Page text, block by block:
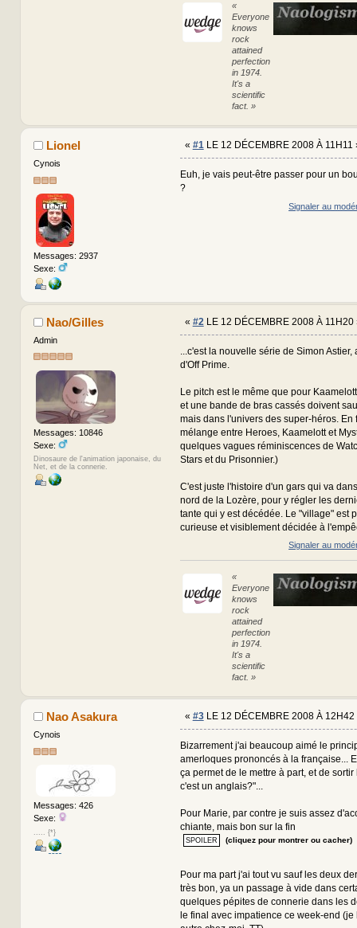
«
Everyone
knows
rock
attained
perfection
in 1974.
It's a
scientific
fact. »
Lionel
Cynois
Messages: 2937
Sexe:
« #1LE 12 DÉCEMBRE 2008 À 11H11
Euh, je vais peut-être passer pour un
?
Signaler au
Nao/Gilles
Admin
Messages: 10846
Sexe:
Dinosaure de l'animation japonaise, du
Net, et de la connerie.
« #2LE 12 DÉCEMBRE 2008 À 11H20
...c'est la nouvelle série de Simon Astier,
d'Off Prime.
Le pitch est le même que pour
et une bande de bras cassés doivent
mais dans l'univers des super-héros. En
mélange entre Heroes, Kaamelott et
quelques vagues réminiscences de
Stars et du Prisonnier.)
C'est juste l'histoire d'un gars qui va
nord de la Lozère, pour y régler les
tante qui y est décédée. Le "village" est
curieuse et visiblement décidée à
Signaler au
«
Everyone
knows
rock
attained
perfection
in 1974.
It's a
scientific
fact. »
Nao Asakura
Cynois
Messages: 426
Sexe:
..... {*}
« #3LE 12 DÉCEMBRE 2008 À 12H42
Bizarrement j'ai beaucoup aimé le
amerloques prononcés à la française...
ça permet de le mettre à part, et de
c'est un anglais?"...
Pour Marie, par contre je suis assez
chiante, mais bon sur la fin
(cliquez pour montrer ou cacher)
Pour ma part j'ai tout vu sauf les deux
très bon, ya un passage à vide dans
quelques pépites de connerie dans les
le final avec impatience ce week-end